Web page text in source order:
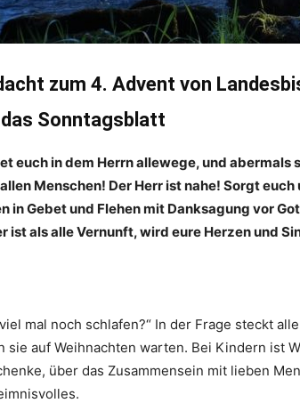
zum 4. Advent von
Sonntagsblatt
euch in dem Herrn allewege, und abermals
Menschen! Der Herr ist nahe! Sorgt
in Gebet und Flehen mit Danksagung vor
ist als alle Vernunft, wird eure Herzen und
mal noch schlafen?“ In der Frage steckt
sie auf Weihnachten warten. Bei Kindern ist
über das Zusammensein mit lieben